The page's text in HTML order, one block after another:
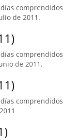
comprendidos
de 2011.
comprendidos
de 2011.
comprendidos